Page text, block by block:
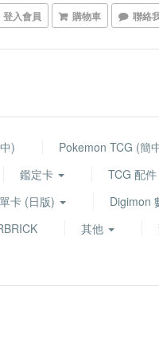
登入會員 購物車 聯絡
)
Pokemon TCG (簡
鑑定卡
TCG 配件
卡 (日版)
Digimon
其他